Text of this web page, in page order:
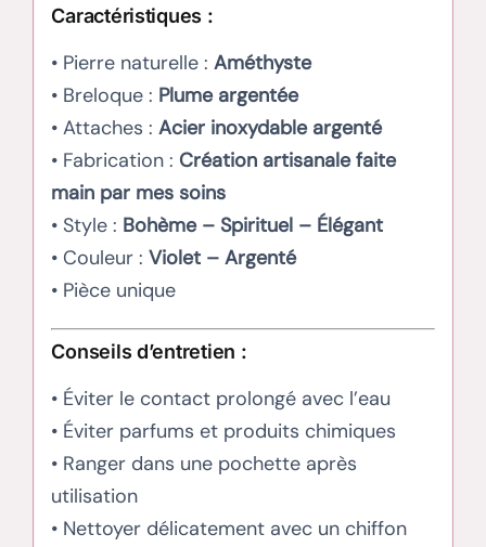
Caractéristiques :
• Pierre naturelle :Améthyste
• Breloque : Plume argentée
• Attaches :Acier inoxydable argenté
• Fabrication : Création artisanale faite
main par mes soins
• Style : Bohème – Spirituel – Élégant
• Couleur :Violet – Argenté
• Pièce unique
Conseils d’entretien :
• Éviter le contact prolongé avec l’eau
• Éviter parfums et produits chimiques
• Ranger dans une pochette après
utilisation
• Nettoyer délicatement avec un chiffon